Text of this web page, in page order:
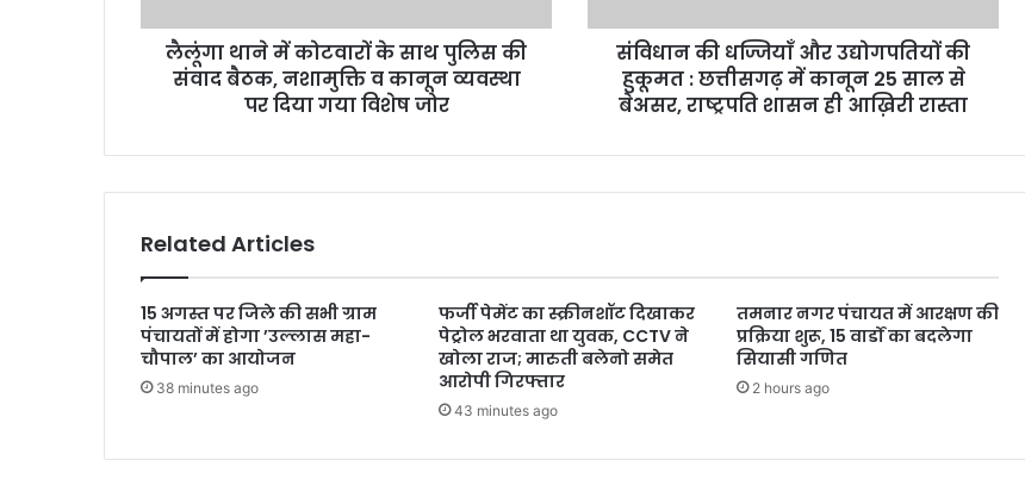
लैलूंगा थाने में कोटवारों के साथ पुलिस की
संवाद बैठक, नशामुक्ति व कानून व्यवस्था
पर दिया गया विशेष जोर
संविधान की धज्जियाँ और उद्योगपतियों की
हुकूमत : छत्तीसगढ़ में कानून 25 साल से
बेअसर, राष्ट्रपति शासन ही आख़िरी रास्ता
Related Articles
15 अगस्त पर जिले की सभी ग्राम
पंचायतों में होगा ’उल्लास महा-
चौपाल’ का आयोजन
38 minutes ago
फर्जी पेमेंट का स्क्रीनशॉट दिखाकर
पेट्रोल भरवाता था युवक, CCTV ने
खोला राज; मारुती बलेनो समेत
आरोपी गिरफ्तार
43 minutes ago
तमनार नगर पंचायत में आरक्षण की
प्रक्रिया शुरू, 15 वार्डों का बदलेगा
सियासी गणित
2 hours ago